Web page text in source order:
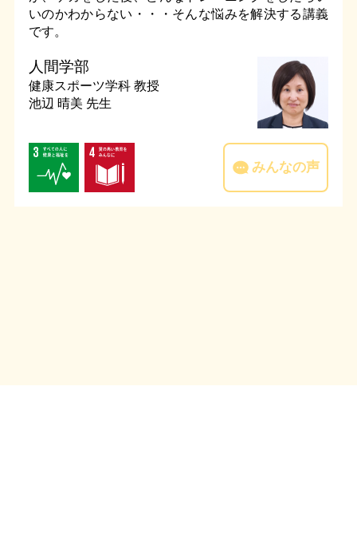
いのかわからない・・・そんな悩みを解決する講義
です。
人間学部
健康スポーツ学科 教授
池辺 晴美 先生
みんなの声